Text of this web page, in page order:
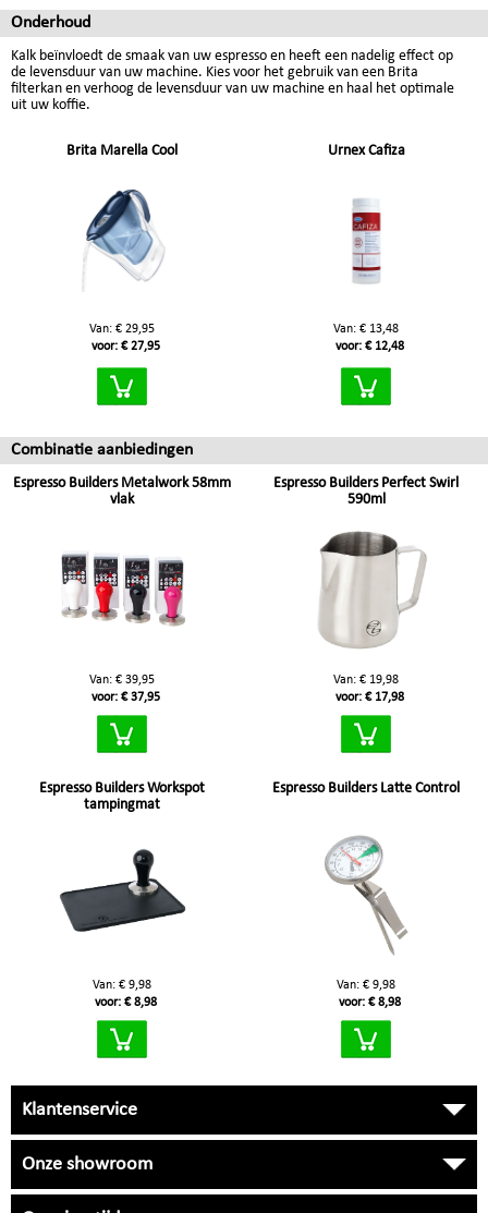
Onderhoud
Kalk beïnvloedt de smaak van uw espresso en heeft een nadelig effect op
de levensduur van uw machine. Kies voor het gebruik van een Brita
filterkan en verhoog de levensduur van uw machine en haal het optimale
uit uw koffie.
Brita Marella Cool
Van: € 29,95
voor: € 27,95
Urnex Cafiza
Van: € 13,48
voor: € 12,48
Combinatie aanbiedingen
Espresso Builders Metalwork 58mm
vlak
Van: € 39,95
voor: € 37,95
Espresso Builders Perfect Swirl
590ml
Van: € 19,98
voor: € 17,98
Espresso Builders Workspot
tampingmat
Van: € 9,98
voor: € 8,98
Espresso Builders Latte Control
Van: € 9,98
voor: € 8,98
Klantenservice
Onze showroom